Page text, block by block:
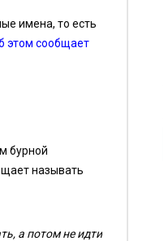
имена, то есть
этом сообщает
бурной
называть
а потом не идти